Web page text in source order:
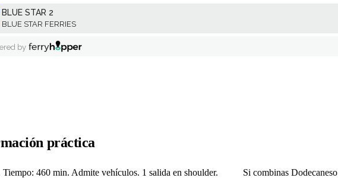
práctica
460 min. Admite vehículos. 1 salida en shoulder.
Si combinas